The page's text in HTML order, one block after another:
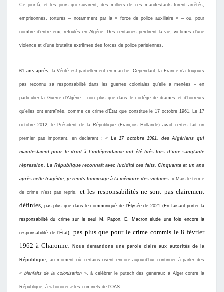
Ce jour-là, et les jours qui suivirent, des milliers de ces manifestants furent arrêtés,
emprisonnés, torturés – notamment par la« force de police auxiliaire » – ou, pour
nombre d’entre eux, refoulés en Algérie. Des centaines perdirent la vie, victimesd’une
violence et d’une brutalité extrêmes des forces de police parisiennes.
61 ans après, la Vérité est partiellement en marche. Cependant, la France n’a toujours
pas reconnu sa responsabilité dans les guerres coloniales qu’elle a menées – en
particulier la Guerre d’Algérie – non plus que dans le cortège de drames et d’horreurs
qu’elles ont entraînés, comme ce crime d’État que constitue le 17 octobre 1961. Le 17
octobre 2012, le Président de la République (François Hollande) avait certes fait un
premier pas important, en déclarant : « Le 17 octobre 1961, des Algériens qui
manifestaient pour le droit à l’indépendance ont été tués lors d’une sanglante
répression. La République reconnaît avec lucidité ces faits. Cinquante et un ans
après cette tragédie, je rends hommage à la mémoire des victimes. » Mais le terme
de crime n’est pas repris, et les responsabilités ne sont pas clairement
définies, pas plus que dans le communiqué de l’Élysée de 2021 (En faisant porter la
responsabilité du crime sur le seul M. Papon, E. Macron élude une fois encore la
responsabilité de l’État), pas plus quepour le crime commis le 8 février
1962 à Charonne. Nous demandons une parole claire aux autorités de la
République, au moment où certains osent encore aujourd’hui continuer à parler des
« bienfaits de la colonisation », à célébrer le putsch des généraux à Alger contre la
République, à « honorer » les criminels de l’OAS.